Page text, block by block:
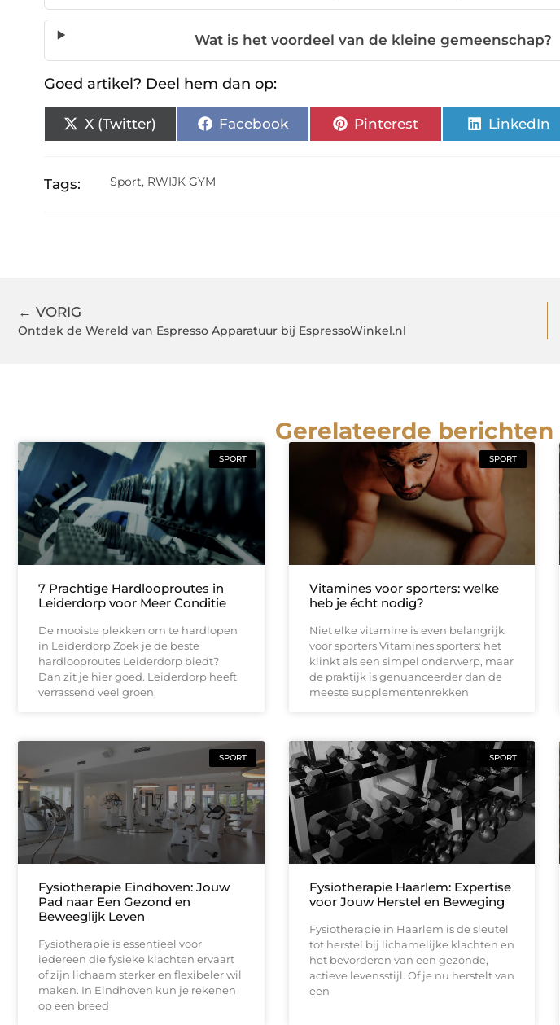
Wat is het voordeel van de kleine gemeenschap?
Goed artikel? Deel hem dan op:
X (Twitter) Facebook Pinterest LinkedIn
Tags: Sport, RWIJK GYM
← VORIG
Ontdek de Wereld van Espresso Apparatuur bij EspressoWinkel.nl
Gerelateerde berichten
SPORT
7 Prachtige Hardlooproutes in
Leiderdorp voor Meer Conditie
De mooiste plekken om te hardlopen
in Leiderdorp Zoek je de beste
hardlooproutes Leiderdorp biedt?
Dan zit je hier goed. Leiderdorp heeft
verrassend veel groen,
SPORT
Vitamines voor sporters: welke
heb je écht nodig?
Niet elke vitamine is even belangrijk
voor sporters Vitamines sporters: het
klinkt als een simpel onderwerp, maar
de praktijk is genuanceerder dan de
meeste supplementenrekken
SPORT
Fysiotherapie Eindhoven: Jouw
Pad naar Een Gezond en
Beweeglijk Leven
Fysiotherapie is essentieel voor
iedereen die fysieke klachten ervaart
of zijn lichaam sterker en flexibeler wil
maken. In Eindhoven kun je rekenen
op een breed
SPORT
Fysiotherapie Haarlem: Expertise
voor Jouw Herstel en Beweging
Fysiotherapie in Haarlem is de sleutel
tot herstel bij lichamelijke klachten en
het bevorderen van een gezonde,
actieve levensstijl. Of je nu herstelt van
een